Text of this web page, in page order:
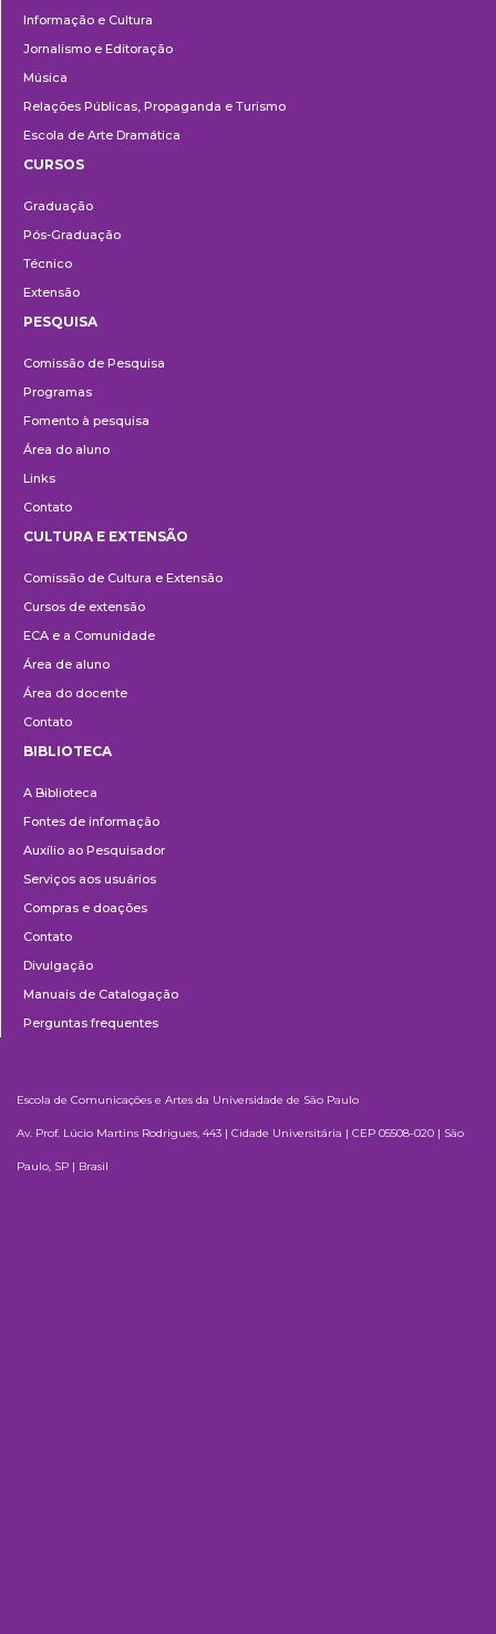
Informação e Cultura
Jornalismo e Editoração
Música
Relações Públicas, Propaganda e Turismo
Escola de Arte Dramática
CURSOS
Graduação
Pós-Graduação
Técnico
Extensão
PESQUISA
Comissão de Pesquisa
Programas
Fomento à pesquisa
Área do aluno
Links
Contato
e
Extensão
CULTURA E EXTENSÃO
Comissão de Cultura e Extensão
Cursos de extensão
ECA e a Comunidade
Área de aluno
Área do docente
Contato
BIBLIOTECA
A Biblioteca
Fontes de informação
Auxílio ao Pesquisador
Serviços aos usuários
Compras e doações
Contato
Divulgação
Manuais de Catalogação
Perguntas frequentes
Escola de Comunicações e Artes da Universidade de São Paulo
Av. Prof. Lúcio Martins Rodrigues, 443 | Cidade Universitária | CEP 05508-020 | São
Paulo, SP | Brasil